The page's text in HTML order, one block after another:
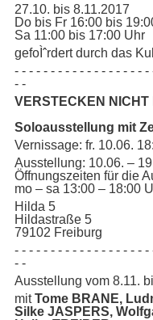
27.10. bis 8.11.2017
Do bis Fr 16:00 bis
Sa 11:00 bis 17:00 Uhr
gefoÌˆrdert durch das
- - - - - - - - - - - - - - - - - -
- -
VERSTECKEN NICHT
Soloausstellung mit
Vernissage: fr. 10.06.
Ausstellung: 10.06. –
Öffnungszeiten für die
mo – sa 13:00 – 18:00
Hilda 5
Hildastraße 5
79102 Freiburg
- - - - - - - - - - - - - - - - - -
- -
Ausstellung vom 8.11.
mitTome BRANE,
Silke JASPERS,